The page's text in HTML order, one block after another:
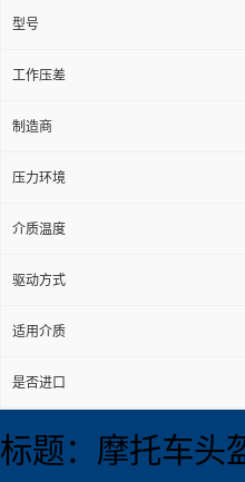
型号
工作压差
制造商
压力环境
介质温度
驱动方式
适用介质
是否进口
标题：摩托车头